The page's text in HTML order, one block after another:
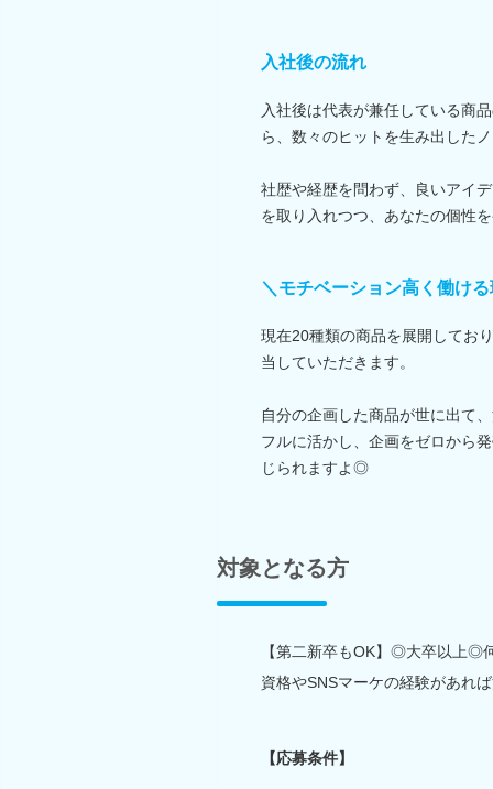
入社後の流れ
入社後は代表が兼任している商
ら、数々のヒットを生み出した
社歴や経歴を問わず、良いアイ
を取り入れつつ、あなたの個性
＼モチベーション高く働け
現在20種類の商品を展開してお
当していただきます。
自分の企画した商品が世に出て
フルに活かし、企画をゼロから
じられますよ◎
対象となる方
【第二新卒もOK】◎大卒以上◎
資格やSNSマーケの経験があれ
【応募条件】